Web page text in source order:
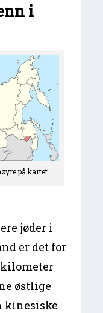
i
på kartet
jøder i
er det for
kilometer
østlige
kinesiske